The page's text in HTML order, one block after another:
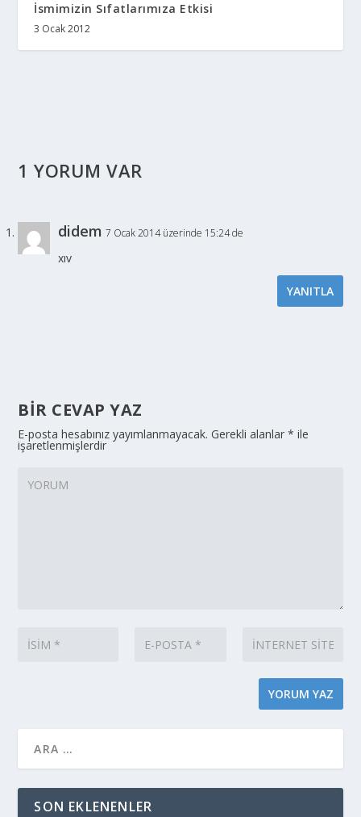
İsmimizin Sıfatlarımıza Etkisi
3 Ocak 2012
1 YORUM VAR
didem 7 Ocak 2014 üzerinde 15:24 de
xıv
YANITLA
BIR CEVAP YAZ
E-posta hesabınız yayımlanmayacak. Gerekli alanlar* ile
işaretlenmişlerdir
SON EKLENENLER